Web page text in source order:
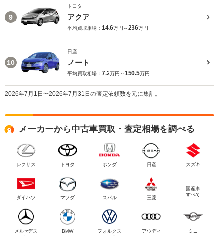
9
トヨタ
アクア
平均買取相場： 14.6万円～236万円
10
日産
ノート
平均買取相場： 7.2万円～150.5万円
2026年7月1日〜2026年7月31日の査定依頼数を元に集計。
メーカーから中古車買取・査定相場を調べる
レクサス トヨタ ホンダ 日産 スズキ
ダイハツ マツダ スバル 三菱
国産車
すべて
メルセデス
BMW
フォルクス
アウディ ミニ